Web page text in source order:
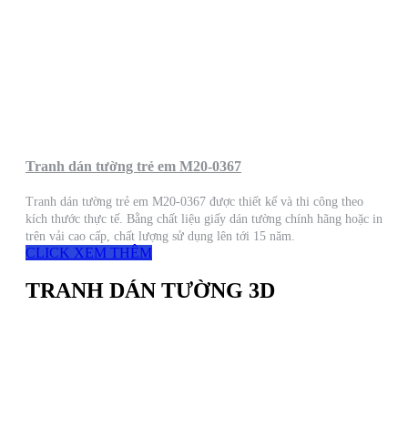
Tranh dán tường trẻ em M20-0367
Tranh dán tường trẻ em M20-0367 được thiết kế và thi công theo
kích thước thực tế. Bằng chất liệu giấy dán tường chính hãng hoặc in
trên vải cao cấp, chất lượng sử dụng lên tới 15 năm.
CLICK XEM THÊM
TRANH DÁN TƯỜNG 3D